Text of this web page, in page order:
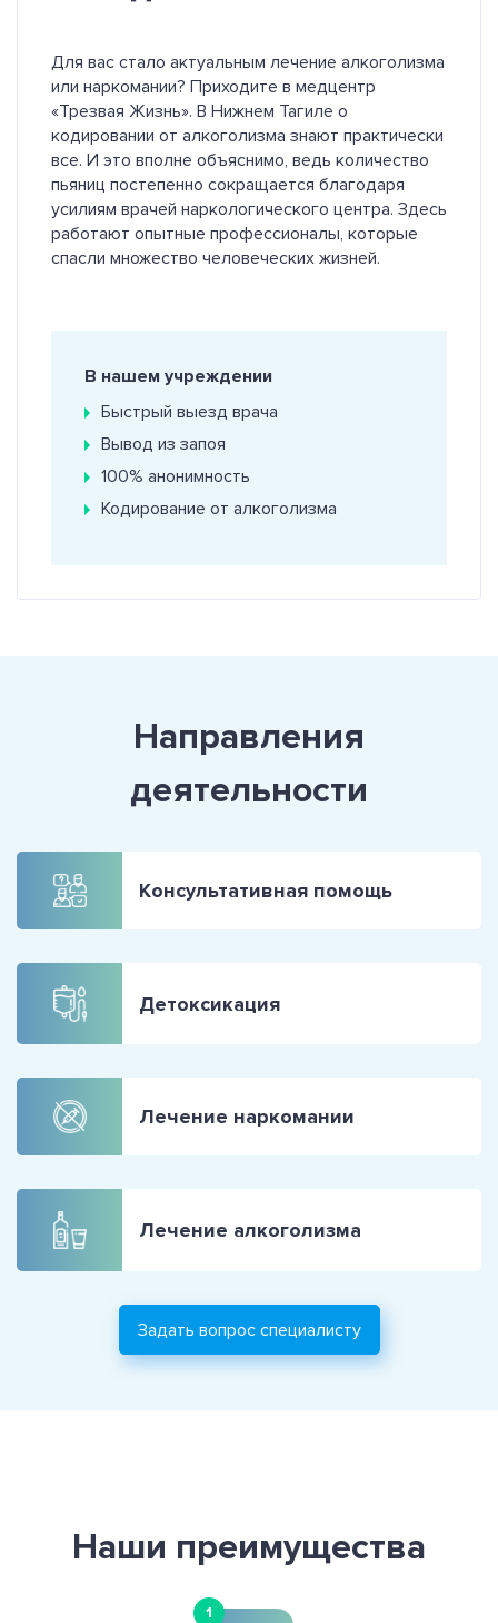
Для вас стало актуальным лечение алкоголизма
или наркомании? Приходите в медцентр
«Трезвая Жизнь». В Нижнем Тагиле о
кодировании от алкоголизма знают практически
все. И это вполне объяснимо, ведь количество
пьяниц постепенно сокращается благодаря
усилиям врачей наркологического центра. Здесь
работают опытные профессионалы, которые
спасли множество человеческих жизней.
В нашем учреждении
Быстрый выезд врача
Вывод из запоя
100% анонимность
Кодирование от алкоголизма
Направления
деятельности
Консультативная помощь
Детоксикация
Лечение наркомании
Лечение алкоголизма
Задать вопрос специалисту
Наши преимущества
1